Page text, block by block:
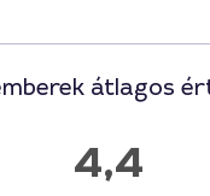
átlagos
4,4